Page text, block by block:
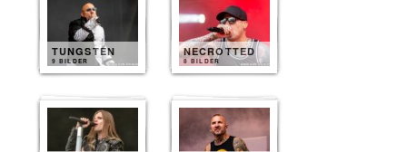
TUNGSTEN
9 BILDER
NECROTTED
8 BILDER